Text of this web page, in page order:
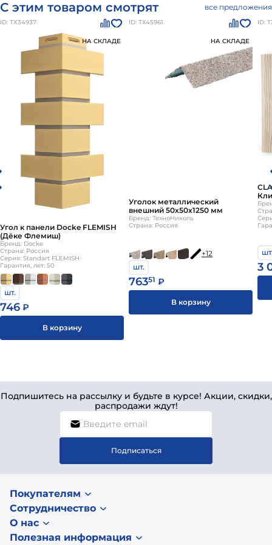
С этим товаром смотрят все предложения
ID: ТХ34937
НА СКЛАДЕ
Угол к панели Docke FLEMISH
(Дёке Флемиш)
Бренд: Docke
Страна: Россия
Серия: Standart FLEMISH
Гарантия, лет: 50
шт.
746 ₽
В корзину
ID: ТХ45961
НА СКЛАДЕ
Уголок металлический
внешний 50х50х1250 мм
Бренд: ТехноНиколь
Страна: Россия
+12
шт.
76351 ₽
В корзину
ID:
3
Подпишитесь на рассылку и будьте в курсе! Акции, скидки,
распродажи ждут!
Подписаться
Покупателям
Сотрудничество
О нас
Полезная информация